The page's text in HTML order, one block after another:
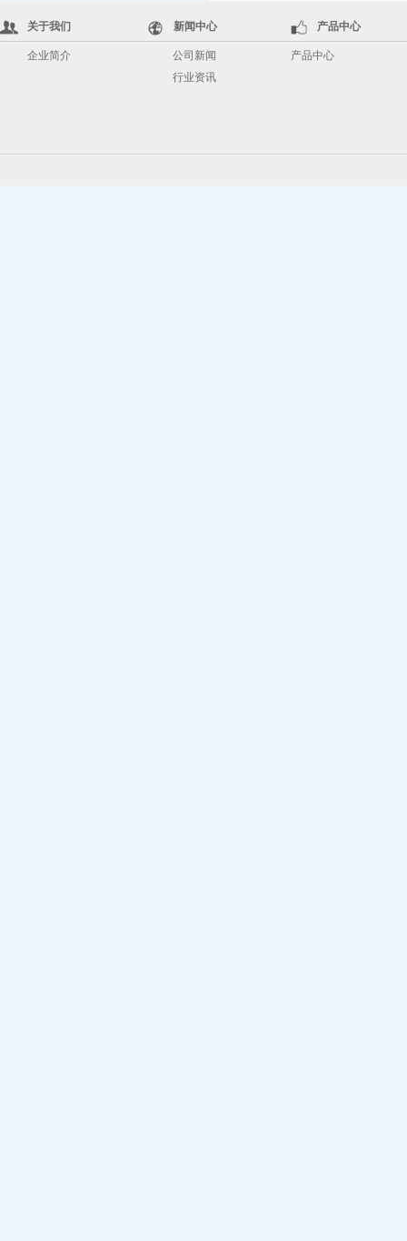
关于我们
企业简介
新闻中心
公司新闻
行业资讯
产品中心
产品中心